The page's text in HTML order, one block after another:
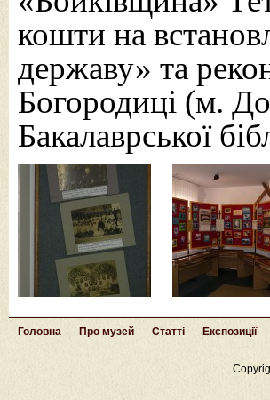
кошти на
державу» та
Богородиці (м.
Бакалаврської
Головна Про музей Статті Експозиції